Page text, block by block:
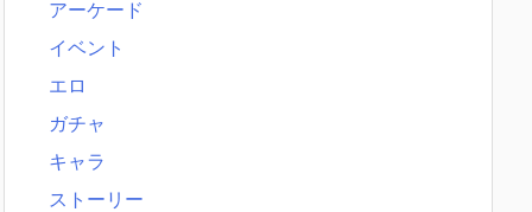
アーケード
イベント
エロ
ガチャ
キャラ
ストーリー